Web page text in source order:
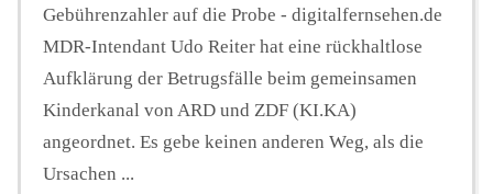
Gebührenzahler auf die Probe - digitalfernsehen.de
MDR-Intendant Udo Reiter hat eine rückhaltlose
Aufklärung der Betrugsfälle beim gemeinsamen
Kinderkanal von ARD und ZDF (KI.KA)
angeordnet. Es gebe keinen anderen Weg, als die
Ursachen ...